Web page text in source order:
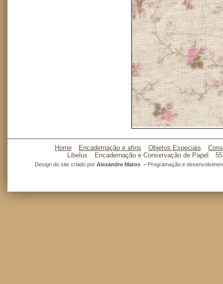
Home Encadernação e afins Objetos Especiais
Libelus
Encadernação e Conservação de Papel
Design do site criado por Alexandre Matos – Programação e